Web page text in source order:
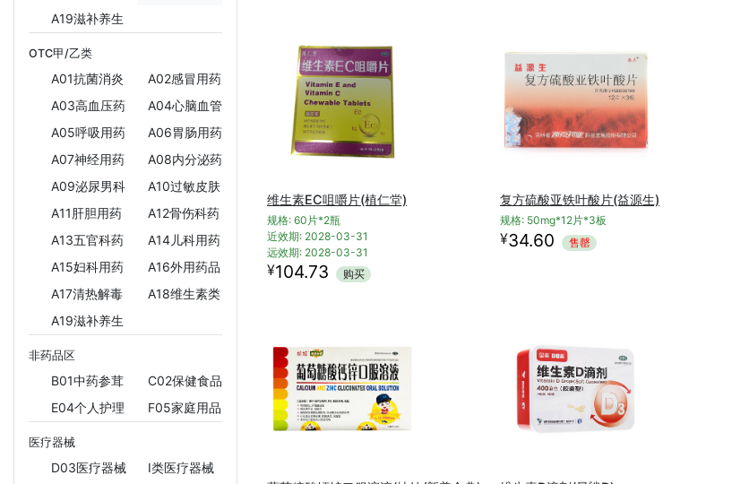
A19滋补养生
OTC甲/乙类
A01抗菌消炎
A02感冒用药
A03高血压药
A04心脑血管
A05呼吸用药
A06胃肠用药
A07神经用药
A08内分泌药
A09泌尿男科
A10过敏皮肤
A11肝胆用药
A12骨伤科药
A13五官科药
A14儿科用药
A15妇科用药
A16外用药品
A17清热解毒
A18维生素类
A19滋补养生
非药品区
B01中药参茸
C02保健食品
E04个人护理
F05家庭用品
医疗器械
D03医疗器械
Ⅰ类医疗器械
维生素EC咀嚼片(植仁堂)
规格: 60片*2瓶
近效期: 2028-03-31
远效期: 2028-03-31
¥104.73 购买
复方硫酸亚铁叶酸片(益源生)
规格: 50mg*12片*3板
¥34.60 售罄